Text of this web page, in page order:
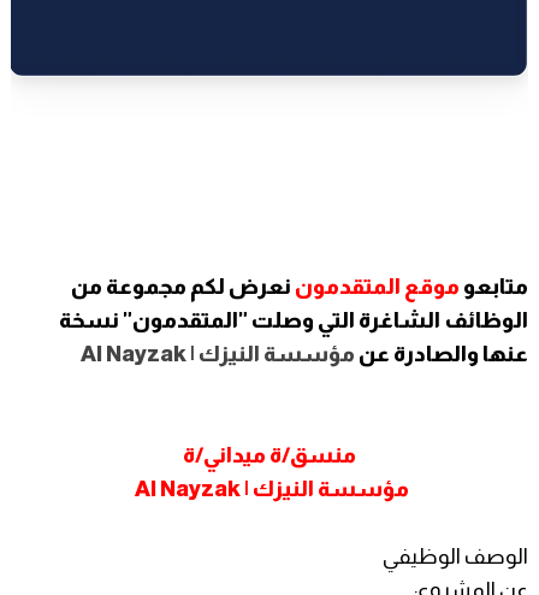
متابعو موقع المتقدمون نعرض لكم مجموعة من
الوظائف الشاغرة التي وصلت "المتقدمون" نسخة
عنها والصادرة عن مؤسسة النيزك | Al Nayzak
منسق/ة ميداني/ة
مؤسسة النيزك | Al Nayzak
الوصف الوظيفي